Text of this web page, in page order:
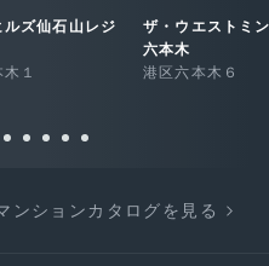
ルズ仙石山レジ
１
ザ・ウエストミ
六本木
港区六本木６
ンションカタログを見る